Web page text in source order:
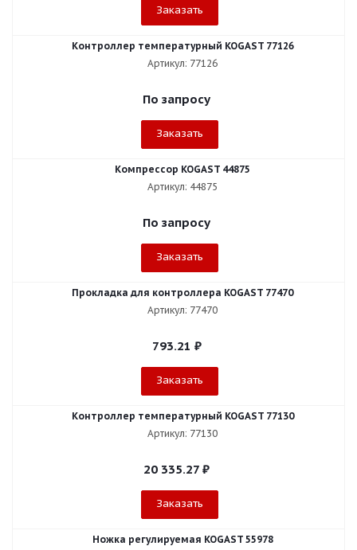
Заказать
Контроллер температурный KOGAST 77126
Артикул: 77126
По запросу
Заказать
Компрессор KOGAST 44875
Артикул: 44875
По запросу
Заказать
Прокладка для контроллера KOGAST 77470
Артикул: 77470
793.21 ₽
Заказать
Контроллер температурный KOGAST 77130
Артикул: 77130
20 335.27 ₽
Заказать
Ножка регулируемая KOGAST 55978